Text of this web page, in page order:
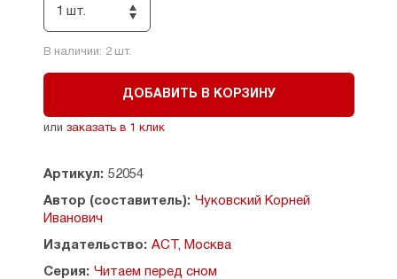
в опасное путешествие. Айболит ещё не знает,
что пираты под предводительством Бармалея
1 шт.
В наличии: 2шт.
ДОБАВИТЬ В КОРЗИНУ
или заказать в 1 клик
Артикул: 52054
Автор (составитель): Чуковский Корней
Иванович
Издательство: АСТ, Москва
Серия: Читаем перед сном